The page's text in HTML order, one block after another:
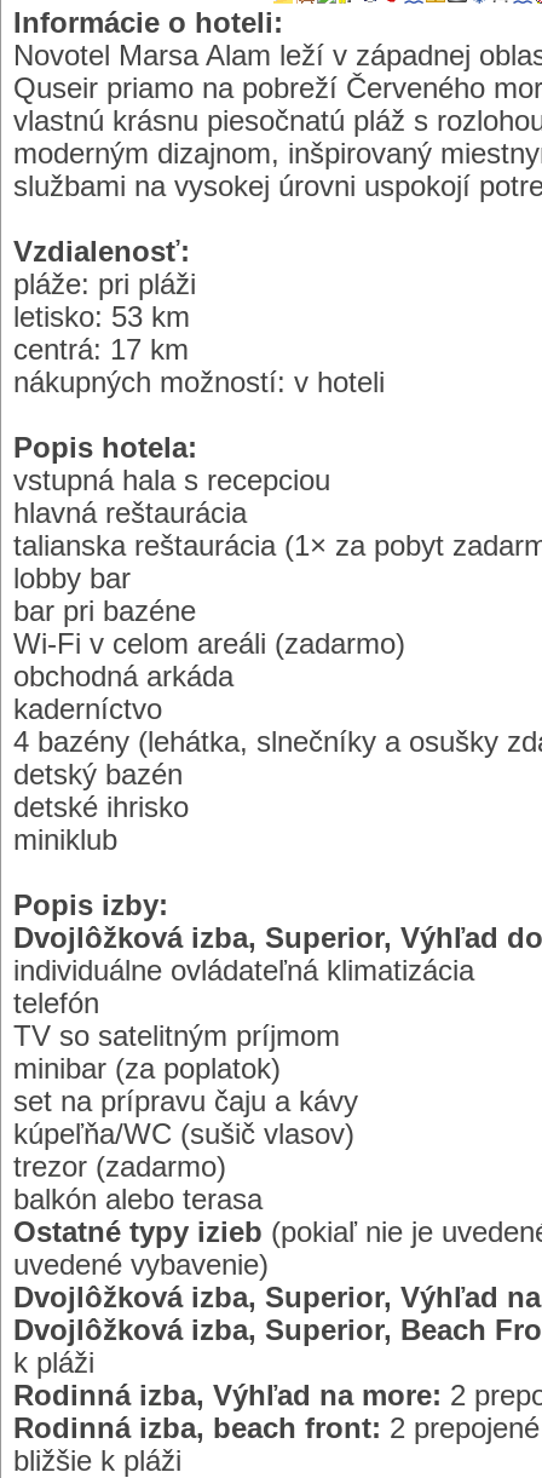
Informácie o hoteli:
Novotel Marsa Alam leží v západnej
Quseir priamo na pobreží Červeného
vlastnú krásnu piesočnatú pláž s
moderným dizajnom, inšpirovaný
službami na vysokej úrovni uspokojí
Vzdialenosť:
pláže: pri pláži
letisko: 53 km
centrá: 17 km
nákupných možností: v hoteli
Popis hotela:
vstupná hala s recepciou
hlavná reštaurácia
talianska reštaurácia (1× za pobyt
lobby bar
bar pri bazéne
Wi-Fi v celom areáli (zadarmo)
obchodná arkáda
kaderníctvo
4 bazény (lehátka, slnečníky a osušky
detský bazén
detské ihrisko
miniklub
Popis izby:
Dvojlôžková izba, Superior, Výhľad
individuálne ovládateľná klimatizácia
telefón
TV so satelitným príjmom
minibar (za poplatok)
set na prípravu čaju a kávy
kúpeľňa/WC (sušič vlasov)
trezor (zadarmo)
balkón alebo terasa
Ostatné typy izieb (pokiaľ nie je
uvedené vybavenie)
Dvojlôžková izba, Superior, Výhľad
Dvojlôžková izba, Superior, Beach
k pláži
Rodinná izba, Výhľad na more: 2
Rodinná izba, beach front: 2
bližšie k pláži